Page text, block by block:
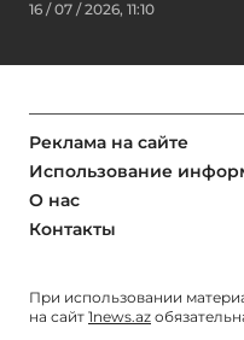
16 / 07 / 2026, 11:10
Реклама на сайте
Использование
О нас
Контакты
При использовании
на сайт 1news.az